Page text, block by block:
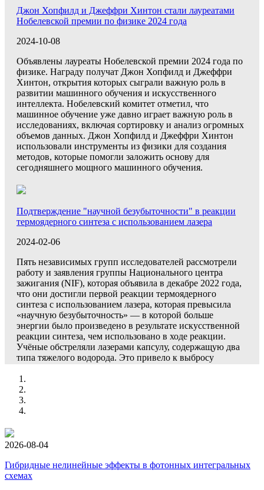
Джон Хопфилд и Джеффри Хинтон стали лауреатами
Нобелевской премии по физике 2024 года
2024-10-08
Объявлены лауреаты Нобелевской премии 2024 года по
физике. Награду получат Джон Хопфилд и Джеффри
Хинтон, открытия которых сыграли важную роль в
развитии машинного обучения и искусственного
интеллекта. Нобелевский комитет отметил, что
машинное обучение уже давно играет важную роль в
исследованиях, включая сортировку и анализ огромных
объемов данных. Джон Хопфилд и Джеффри Хинтон
использовали инструменты из физики для создания
методов, которые помогли заложить основу для
сегодняшнего мощного машинного обучения.
Подтверждение "научной безубыточности" в реакции
термоядерного синтеза с использованием лазера
2024-02-06
Пять независимых групп исследователей рассмотрели
работу и заявления группы Национального центра
зажигания (NIF), которая объявила в декабре 2022 года,
что они достигли первой реакции термоядерного
синтеза с использованием лазера, которая превысила
«научную безубыточность» — в которой больше
энергии было произведено в результате искусственной
реакции синтеза, чем использовано в ходе реакции.
Учёные обстреляли лазерами капсулу, содержащую два
типа тяжелого водорода. Это привело к выбросу
термоядерного синтеза. В эксперименте было
использовано 2,05 мегаджоуля энергии для питания
лазеров и измерено 3,15 мегаджоуля энергии реакции
термоядерного синтеза. Во время эксперимента
превышающих ту, которую дают лазеры.
2026-08-04
Гибридные нелинейные эффекты в фотонных интегральных
схемах